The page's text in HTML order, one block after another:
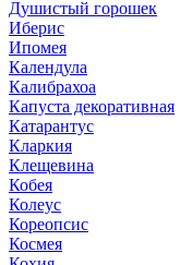
Душистый горошек
Иберис
Ипомея
Календула
Калибрахоа
Капуста декоративная
Катарантус
Кларкия
Клещевина
Кобея
Колеус
Кореопсис
Космея